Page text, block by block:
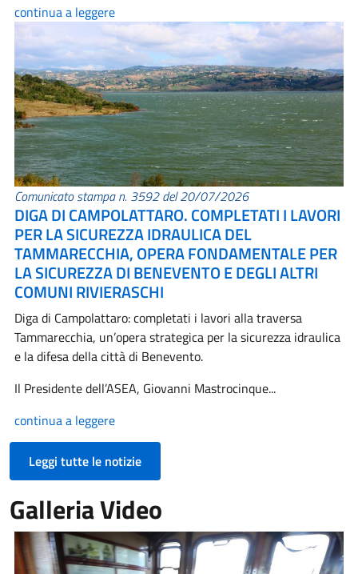
continua a leggere
Comunicato stampa n. 3592 del 20/07/2026
DIGA DI CAMPOLATTARO. COMPLETATI I LAVORI
PER LA SICUREZZA IDRAULICA DEL
TAMMARECCHIA, OPERA FONDAMENTALE PER
LA SICUREZZA DI BENEVENTO E DEGLI ALTRI
COMUNI RIVIERASCHI
Diga di Campolattaro: completati i lavori alla traversa
Tammarecchia, un’opera strategica per la sicurezza idraulica
e la difesa della città di Benevento.
Il Presidente dell’ASEA, Giovanni Mastrocinque...
continua a leggere
Leggi tutte le notizie
Galleria Video